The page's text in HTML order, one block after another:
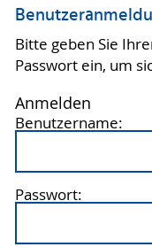
Bitte geben Sie
Passwort ein, um
Anmelden
Benutzername:
Passwort: